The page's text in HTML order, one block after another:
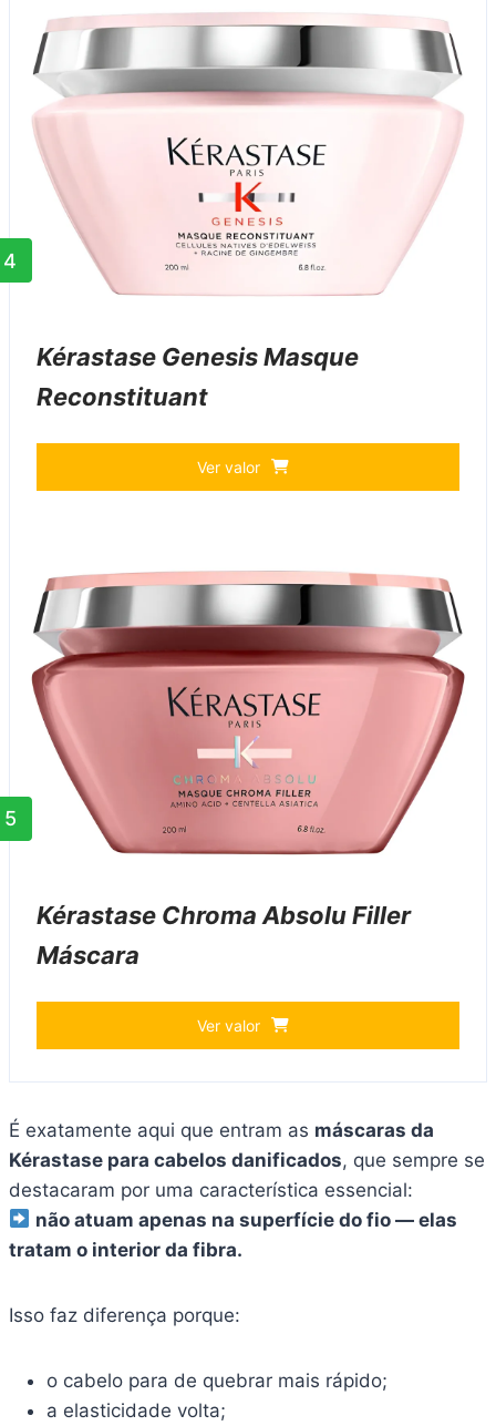
4
Kérastase Genesis Masque
Reconstituant
Ver valor
5
Kérastase Chroma Absolu Filler
Máscara
Ver valor
É exatamente aqui que entram as máscaras da
Kérastase para cabelos danificados, que sempre se
destacaram por uma característica essencial:
não atuam apenas na superfície do fio — elas
tratam o interior da fibra.
Isso faz diferença porque:
o cabelo para de quebrar mais rápido;
a elasticidade volta;